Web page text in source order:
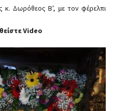
Δωρόθεος Β’, με τον φέρελπι
Video